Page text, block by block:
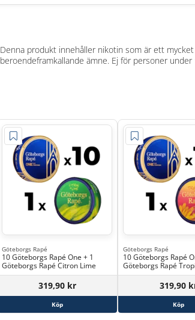
Denna produkt innehåller nikotin som är ett mycket
beroendeframkallande ämne. Ej för personer under
Göteborgs Rapé
10 Göteborgs Rapé One + 1
Göteborgs Rapé Citron Lime
319,90 kr
Köp
Göteborgs Rapé
10 Göteborgs Rapé
Göteborgs Rapé
319,90
Köp